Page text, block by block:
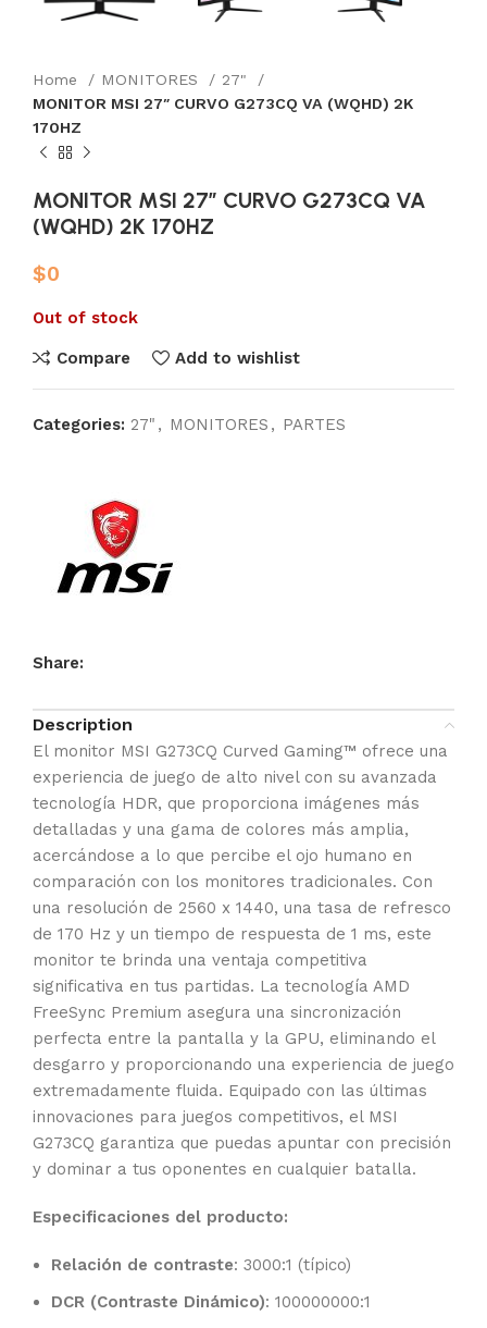
Home MONITORES
27"
MONITOR MSI 27″ CURVO G273CQ VA (WQHD) 2K
170HZ
MONITOR MSI 27″ CURVO G273CQ VA
(WQHD) 2K 170HZ
$0
Out of stock
Compare Add to wishlist
Categories: 27" , MONITORES , PARTES
Share:
Description
El monitor MSI G273CQ Curved Gaming™ ofrece una
experiencia de juego de alto nivel con su avanzada
tecnología HDR, que proporciona imágenes más
detalladas y una gama de colores más amplia,
acercándose a lo que percibe el ojo humano en
comparación con los monitores tradicionales. Con
una resolución de 2560 x 1440, una tasa de refresco
de 170 Hz y un tiempo de respuesta de 1 ms, este
monitor te brinda una ventaja competitiva
significativa en tus partidas. La tecnología AMD
FreeSync Premium asegura una sincronización
perfecta entre la pantalla y la GPU, eliminando el
desgarro y proporcionando una experiencia de juego
extremadamente fluida. Equipado con las últimas
innovaciones para juegos competitivos, el MSI
G273CQ garantiza que puedas apuntar con precisión
y dominar a tus oponentes en cualquier batalla.
Especificaciones del producto:
Relación de contraste: 3000:1 (típico)
DCR (Contraste Dinámico): 100000000:1